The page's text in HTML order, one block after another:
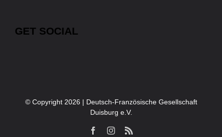
GET SOCIAL
© Copyright 2026 | Deutsch-Französische Gesellschaft
Duisburg e.V.
FacebookInstagram